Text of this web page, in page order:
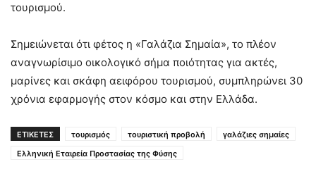
τουρισμού.
Σημειώνεται ότι φέτος η «Γαλάζια Σημαία», το πλέον
αναγνωρίσιμο οικολογικό σήμα ποιότητας για ακτές,
μαρίνες και σκάφη αειφόρου τουρισμού, συμπληρώνει 30
χρόνια εφαρμογής στον κόσμο και στην Ελλάδα.
ΕΤΙΚΕΤΕΣ τουρισμός τουριστική προβολή
γαλάζιες σημαίες
Ελληνική Εταιρεία Προστασίας της Φύσης